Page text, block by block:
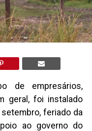
de empresários,
geral, foi instalado
feriado da
ao governo do